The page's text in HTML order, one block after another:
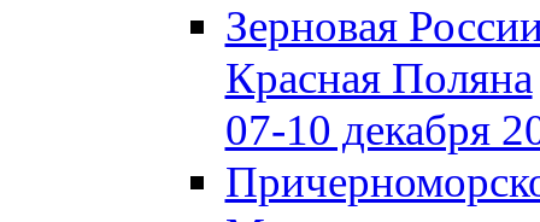
Зерновая
Красная Поляна
07-10 декабря